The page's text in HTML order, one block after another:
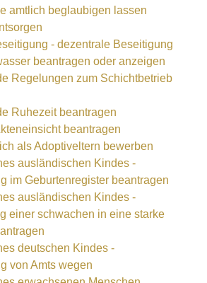
amtlich beglaubigen lassen
- dezentrale Beseitigung
beantragen oder anzeigen
Regelungen zum Schichtbetrieb
Ruhezeit beantragen
beantragen
als Adoptiveltern bewerben
ausländischen Kindes -
im Geburtenregister beantragen
ausländischen Kindes -
einer schwachen in eine starke
deutschen Kindes -
von Amts wegen